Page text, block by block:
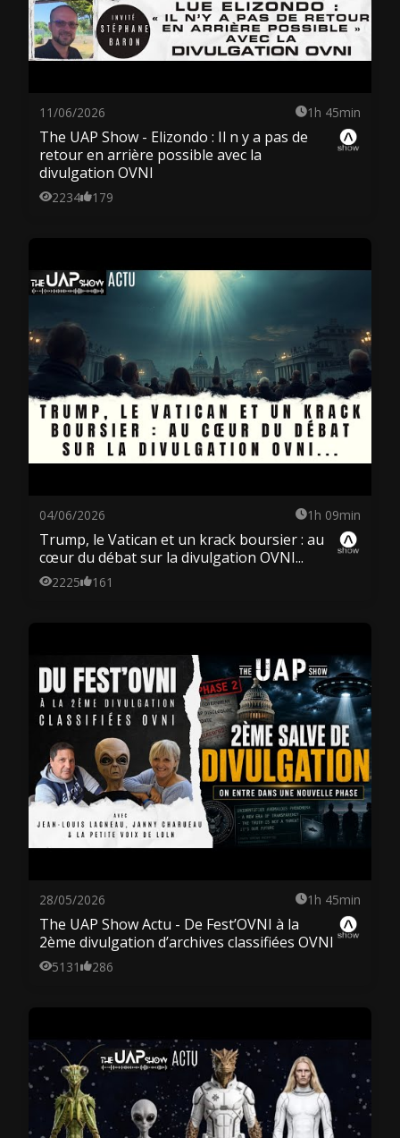
11/06/2026 1h 45min
The UAP Show - Elizondo : Il n y a pas de
retour en arrière possible avec la
divulgation OVNI
2234 179
04/06/2026 1h 09min
Trump, le Vatican et un krack boursier : au
cœur du débat sur la divulgation OVNI...
2225 161
28/05/2026 1h 45min
The UAP Show Actu - De Fest’OVNI à la
2ème divulgation d’archives classifiées OVNI
5131 286